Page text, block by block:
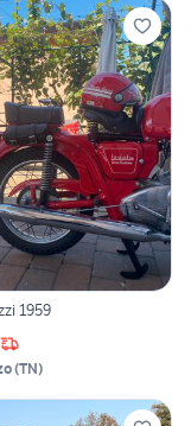
1959
(TN)